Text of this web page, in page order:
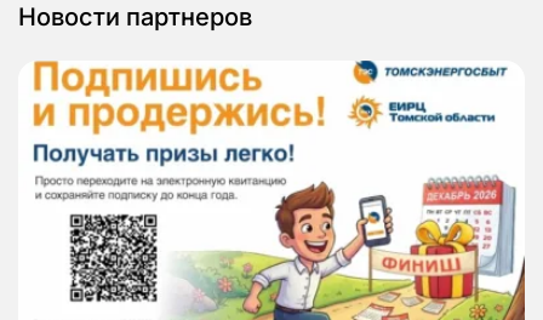
Новости партнеров